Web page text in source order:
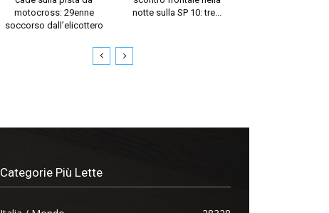
motocross: 29enne
soccorso dall’elicottero
notte sulla SP 10: tre...
Categorie Più Lette